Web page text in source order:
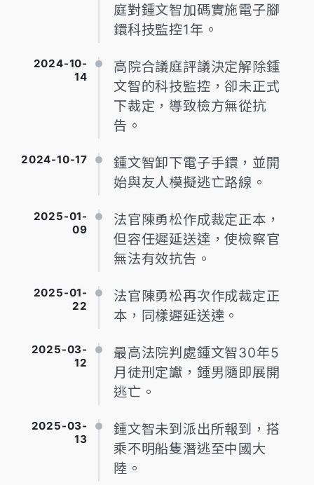
庭對鍾文智加碼實施電子腳
鐶科技監控1年。
2024-10-
14
高院合議庭評議決定解除鍾
文智的科技監控，卻未正式
下裁定，導致檢方無從抗
告。
2024-10-17
鍾文智卸下電子手鐶，並開
始與友人模擬逃亡路線。
2025-01-
09
法官陳勇松作成裁定正本，
但容任遲延送達，使檢察官
無法有效抗告。
2025-01-
22
法官陳勇松再次作成裁定正
本，同樣遲延送達。
2025-03-
12
最高法院判處鍾文智30年5
月徒刑定讞，鍾男隨即展開
逃亡。
2025-03-
13
鍾文智未到派出所報到，搭
乘不明船隻潛逃至中國大
陸。